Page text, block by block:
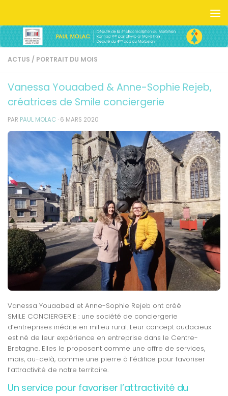
ACTUS / PORTRAIT DU MOIS
Vanessa Youaabed & Anne-Sophie Rejeb,
créatrices de Smile conciergerie
PAR PAUL MOLAC · 6 MARS 2020
Vanessa Youaabed et Anne-Sophie Rejeb ont créé
SMILE CONCIERGERIE : une société de conciergerie
d’entreprises inédite en milieu rural. Leur concept audacieux
est né de leur expérience en entreprise dans le Centre-
Bretagne. Elles le proposent comme une offre de services,
mais, au-delà, comme une pierre à l’édifice pour favoriser
l’attractivité de notre territoire.
Un service pour favoriser l’attractivité du